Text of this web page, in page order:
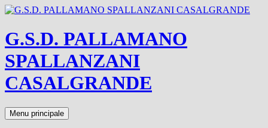
Vai
contenuto
G.S.D. PALLAMANO
SPALLANZANI
CASALGRANDE
Cerca
Menu principale